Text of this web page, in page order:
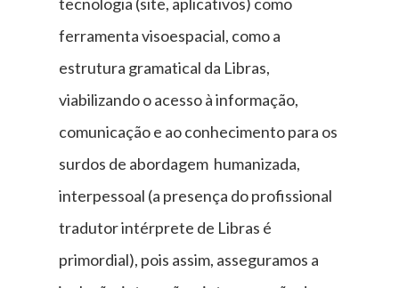
ferramenta visoespacial, como a
estrutura gramatical da Libras,
viabilizando o acesso à informação,
comunicação e ao conhecimento para os
surdos de abordagem humanizada,
interpessoal (a presença do profissional
tradutor intérprete de Libras é
primordial), pois assim, asseguramos a